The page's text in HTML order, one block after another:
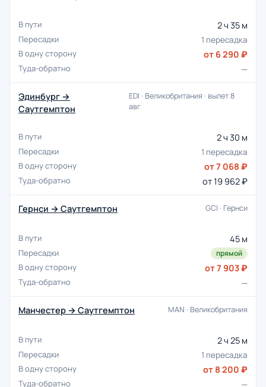
2 ч 35 м
1 пересадка
от 6 290 ₽
—
Эдинбург →
Саутгемптон
EDI · Великобритания · вылет 8
авг
2 ч 30 м
1 пересадка
от 7 068 ₽
от 19 962 ₽
Гернси → Саутгемптон GCI · Гернси
45 м
прямой
от 7 903 ₽
—
Манчестер → Саутгемптон MAN · Великобритания
2 ч 25 м
1 пересадка
от 8 200 ₽
—